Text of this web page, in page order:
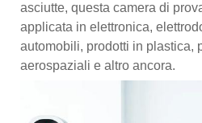
asciutte, questa camera di
applicata in elettronica,
automobili, prodotti in plastica,
aerospaziali e altro ancora.